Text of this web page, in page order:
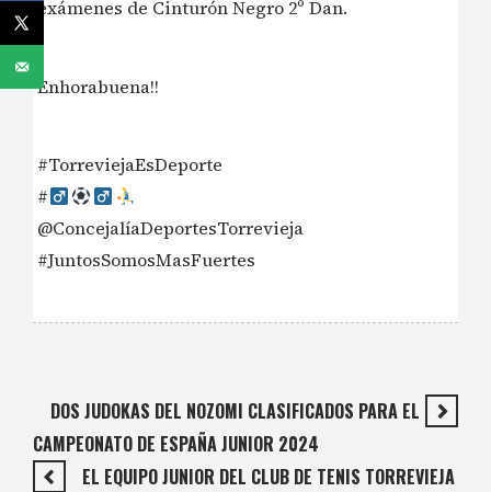
exámenes de Cinturón Negro 2º Dan.
Enhorabuena!!
#TorreviejaEsDeporte
#‍
@ConcejalíaDeportesTorrevieja
#JuntosSomosMasFuertes
DOS JUDOKAS DEL NOZOMI CLASIFICADOS PARA EL
CAMPEONATO DE ESPAÑA JUNIOR 2024
EL EQUIPO JUNIOR DEL CLUB DE TENIS TORREVIEJA